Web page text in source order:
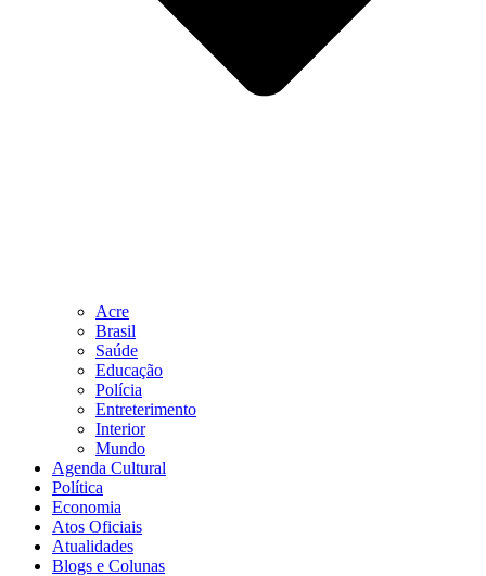
Acre
Brasil
Saúde
Educação
Polícia
Entreterimento
Interior
Mundo
Agenda Cultural
Política
Economia
Atos Oficiais
Atualidades
Blogs e Colunas